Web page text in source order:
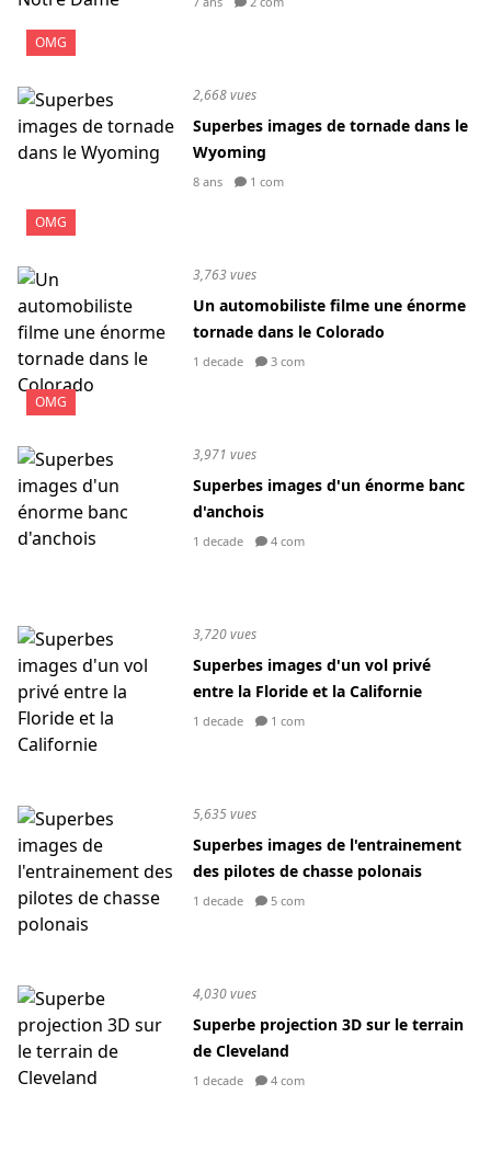
OMG
OMG
2,668 vues
Superbes images de tornade dans le
Wyoming
8 ans 1 com
OMG
3,763 vues
Un automobiliste filme une énorme
tornade dans le Colorado
1 decade 3 com
3,971 vues
Superbes images d'un énorme banc
d'anchois
1 decade 4 com
3,720 vues
Superbes images d'un vol privé
entre la Floride et la Californie
1 decade 1 com
5,635 vues
Superbes images de l'entrainement
des pilotes de chasse polonais
1 decade 5 com
4,030 vues
Superbe projection 3D sur le terrain
de Cleveland
1 decade 4 com